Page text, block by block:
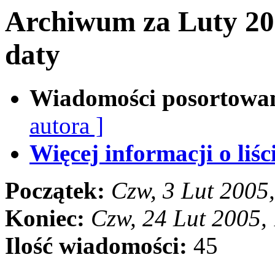
Archiwum za Luty
daty
Wiadomości
autora ]
Więcej informacji o
Początek: Czw, 3 Lut
Koniec: Czw, 24 Lut
Ilość wiadomości: 45